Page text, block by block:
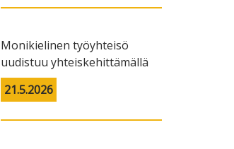
Monikielinen työyhteisö
uudistuu yhteiskehittämällä
21.5.2026